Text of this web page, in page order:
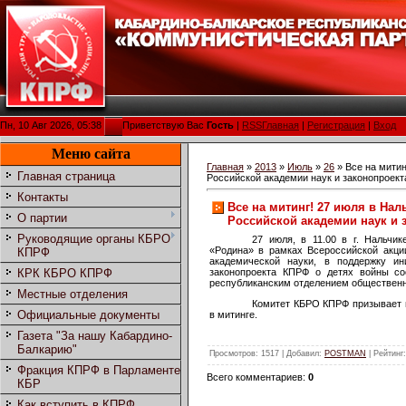
Пн, 10 Авг 2026, 05:38 Приветствую Вас Гость RSSГлавная Регистрация Вход
Меню сайта
Главная страница
Контакты
О партии
Руководящие органы КБРО
КПРФ
КРК КБРО КПРФ
Местные отделения
Официальные документы
Газета "За нашу Кабардино-
Балкарию"
Фракция КПРФ в Парламенте
КБР
Главная » 2013 » Июль » 26 » Все на
Российской академии наук и
Все на митинг! 27 июля в
Российской академии наук
27 июля, в 11.00 в г.
«Родина» в рамках Всероссийской
академической науки, в поддержку
законопроекта КПРФ о детях войны
республиканским отделением
Комитет КБРО КПРФ призывает
в митинге.
Просмотров: 1517 | Добавил: POSTMAN Рейтинг
Всего комментариев: 0